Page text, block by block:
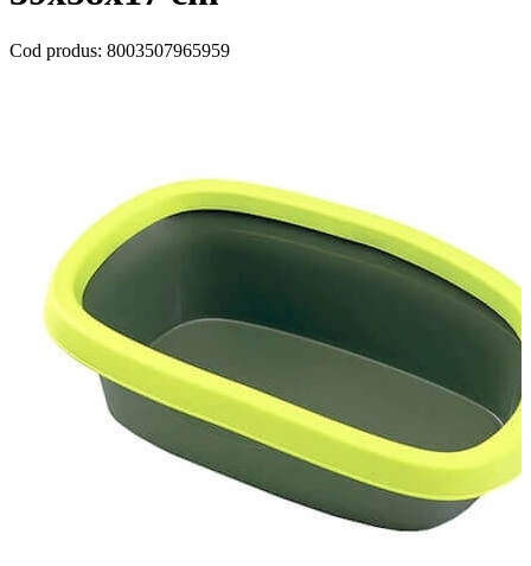
Cod produs: 8003507965959